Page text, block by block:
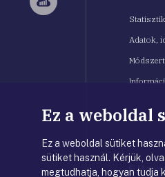
Sellsy
Adatok,
©
Ez a weboldal
Ez a weboldal sütiket
sütiket használ. Kérjük,
megtudhatja, hogyan tudja